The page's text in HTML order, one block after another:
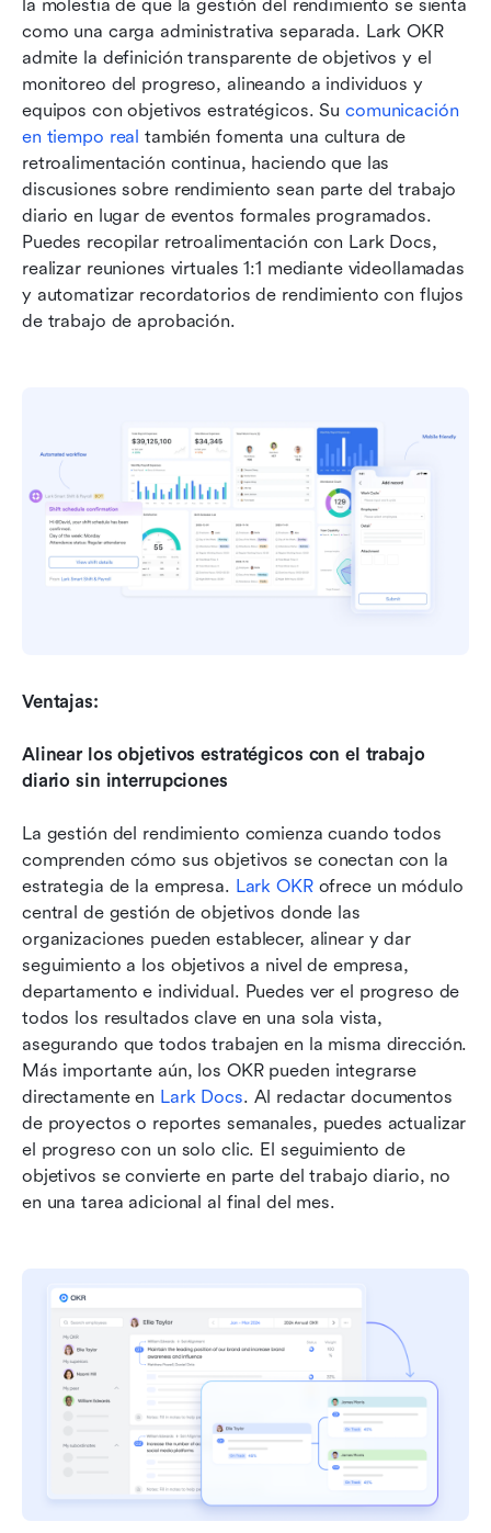
la molestia de que la gestión del rendimiento se sienta
como una carga administrativa separada. Lark OKR
admite la definición transparente de objetivos y el
monitoreo del progreso, alineando a individuos y
equipos con objetivos estratégicos. Su comunicación
en tiempo real también fomenta una cultura de
retroalimentación continua, haciendo que las
discusiones sobre rendimiento sean parte del trabajo
diario en lugar de eventos formales programados.
Puedes recopilar retroalimentación con Lark Docs,
realizar reuniones virtuales 1:1 mediante videollamadas
y automatizar recordatorios de rendimiento con flujos
de trabajo de aprobación.
Ventajas:
Alinear los objetivos estratégicos con el trabajo
diario sin interrupciones
La gestión del rendimiento comienza cuando todos
comprenden cómo sus objetivos se conectan con la
estrategia de la empresa. Lark OKR ofrece un módulo
central de gestión de objetivos donde las
organizaciones pueden establecer, alinear y dar
seguimiento a los objetivos a nivel de empresa,
departamento e individual. Puedes ver el progreso de
todos los resultados clave en una sola vista,
asegurando que todos trabajen en la misma dirección.
Más importante aún, los OKR pueden integrarse
directamente en Lark Docs. Al redactar documentos
de proyectos o reportes semanales, puedes actualizar
el progreso con un solo clic. El seguimiento de
objetivos se convierte en parte del trabajo diario, no
en una tarea adicional al final del mes.